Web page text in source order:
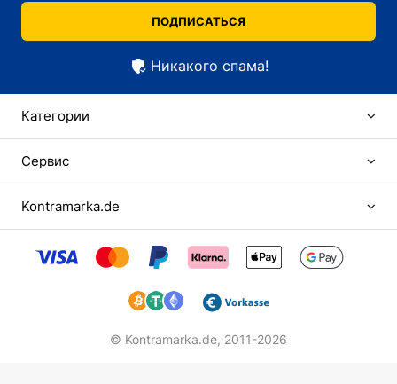
ПОДПИСАТЬСЯ
Никакого спама!
Категории
Сервис
Kontramarka.de
© Kontramarka.de, 2011-2026